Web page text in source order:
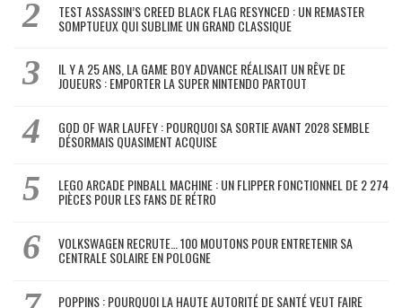
TEST ASSASSIN’S CREED BLACK FLAG RESYNCED : UN REMASTER
SOMPTUEUX QUI SUBLIME UN GRAND CLASSIQUE
IL Y A 25 ANS, LA GAME BOY ADVANCE RÉALISAIT UN RÊVE DE
JOUEURS : EMPORTER LA SUPER NINTENDO PARTOUT
GOD OF WAR LAUFEY : POURQUOI SA SORTIE AVANT 2028 SEMBLE
DÉSORMAIS QUASIMENT ACQUISE
LEGO ARCADE PINBALL MACHINE : UN FLIPPER FONCTIONNEL DE 2 274
PIÈCES POUR LES FANS DE RÉTRO
VOLKSWAGEN RECRUTE… 100 MOUTONS POUR ENTRETENIR SA
CENTRALE SOLAIRE EN POLOGNE
POPPINS : POURQUOI LA HAUTE AUTORITÉ DE SANTÉ VEUT FAIRE